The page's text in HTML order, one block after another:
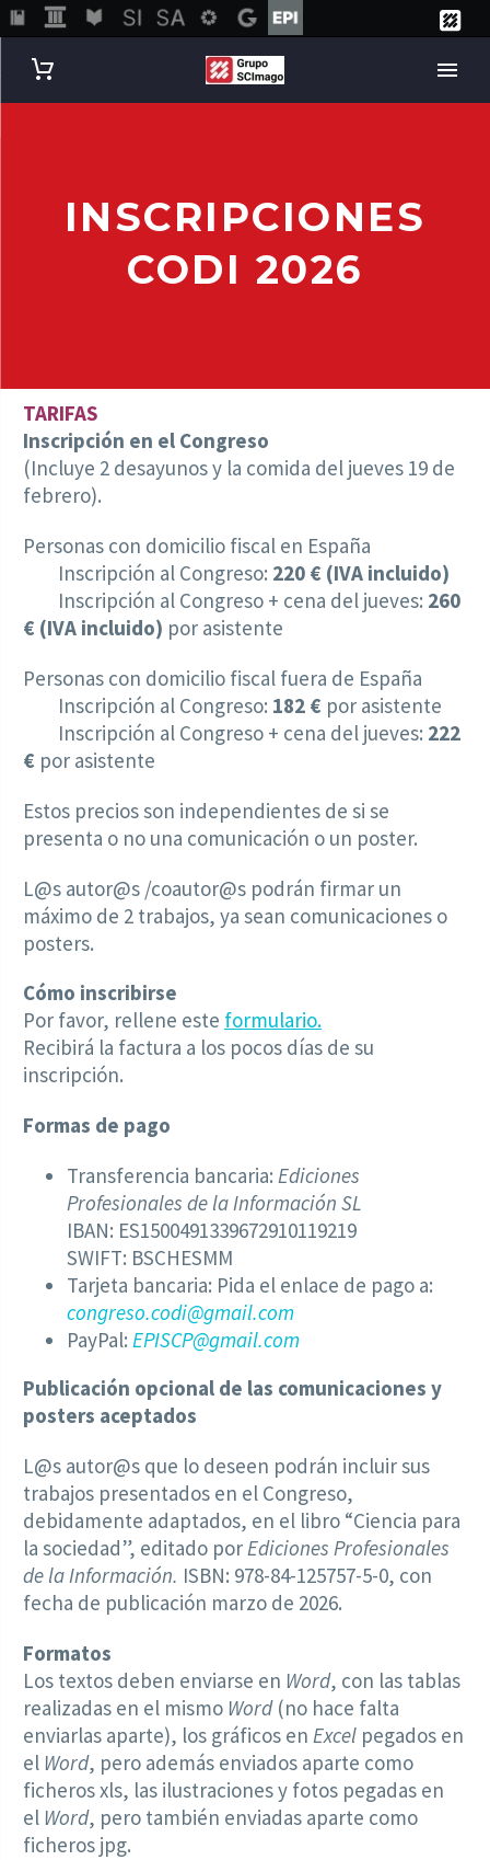
INSCRIPCIONES
CODI 2026
TARIFAS
Inscripción en el Congreso
(Incluye 2 desayunos y la comida del jueves 19 de
febrero).
Personas con domicilio fiscal en España
Inscripción al Congreso: 220 € (IVA incluido)
Inscripción al Congreso + cena del jueves: 260
€ (IVA incluido) por asistente
Personas con domicilio fiscal fuera de España
Inscripción al Congreso: 182 € por asistente
Inscripción al Congreso + cena del jueves: 222
€ por asistente
Estos precios son independientes de si se
presenta o no una comunicación o un poster.
L@s autor@s /coautor@s podrán firmar un
máximo de 2 trabajos, ya sean comunicaciones o
posters.
Cómo inscribirse
Por favor, rellene este formulario.
Recibirá la factura a los pocos días de su
inscripción.
Formas de pago
Transferencia bancaria: Ediciones
Profesionales de la Información SL
IBAN: ES1500491339672910119219
SWIFT: BSCHESMM
Tarjeta bancaria: Pida el enlace de pago a:
congreso.codi@gmail.com
PayPal: EPISCP@gmail.com
Publicación opcional de las comunicaciones y
posters aceptados
L@s autor@s que lo deseen podrán incluir sus
trabajos presentados en el Congreso,
debidamente adaptados, en el libro “Ciencia para
la sociedad”, editado porEdiciones Profesionales
de la Información. ISBN: 978-84-125757-5-0, con
fecha de publicación marzo de 2026.
Formatos
Los textos deben enviarse en Word, con las tablas
realizadas en el mismo Word (no hace falta
enviarlas aparte), los gráficos en Excel pegados en
el Word, pero además enviados aparte como
ficheros xls, las ilustraciones y fotos pegadas en
el Word, pero también enviadas aparte como
ficheros jpg.